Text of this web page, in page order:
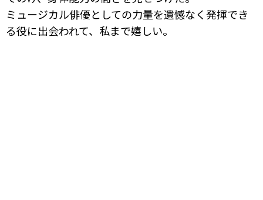
ミュージカル俳優としての力量を遺憾なく発揮でき
る役に出会われて、私まで嬉しい。